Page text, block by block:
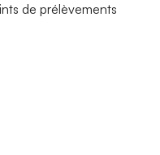
de prélèvements